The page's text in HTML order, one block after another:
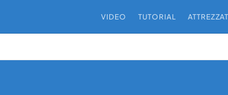
VIDEO TUTORIAL